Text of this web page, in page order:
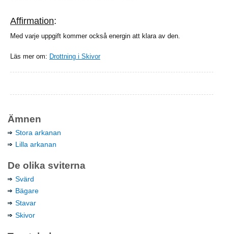
Affirmation:
Med varje uppgift kommer också energin att klara av den.
Läs mer om: Drottning i Skivor
Ämnen
Stora arkanan
Lilla arkanan
De olika sviterna
Svärd
Bägare
Stavar
Skivor